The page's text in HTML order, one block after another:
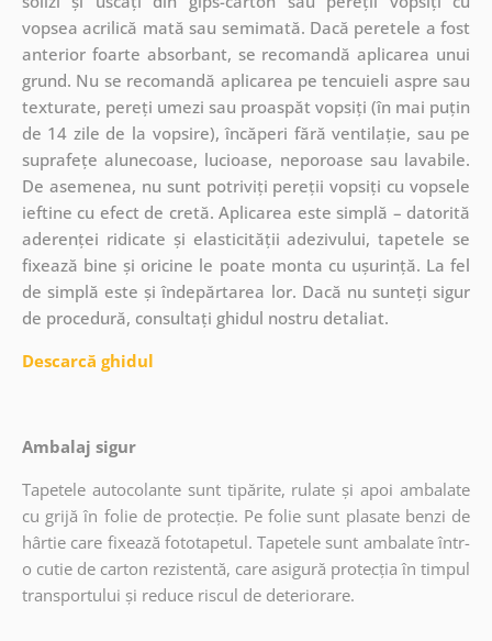
vopsea acrilică mată sau semimată. Dacă peretele a fost
anterior foarte absorbant, se recomandă aplicarea unui
grund. Nu se recomandă aplicarea pe tencuieli aspre sau
texturate, pereți umezi sau proaspăt vopsiți (în mai puțin
de 14 zile de la vopsire), încăperi fără ventilație, sau pe
suprafețe alunecoase, lucioase, neporoase sau lavabile.
De asemenea, nu sunt potriviți pereții vopsiți cu vopsele
ieftine cu efect de cretă. Aplicarea este simplă – datorită
aderenței ridicate și elasticității adezivului, tapetele se
fixează bine și oricine le poate monta cu ușurință. La fel
de simplă este și îndepărtarea lor. Dacă nu sunteți sigur
de procedură, consultați ghidul nostru detaliat.
Descarcă ghidul
Ambalaj sigur
Tapetele autocolante sunt tipărite, rulate și apoi ambalate
cu grijă în folie de protecție. Pe folie sunt plasate benzi de
hârtie care fixează fototapetul. Tapetele sunt ambalate într-
o cutie de carton rezistentă, care asigură protecția în timpul
transportului și reduce riscul de deteriorare.